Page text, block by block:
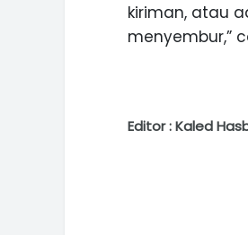
kiriman, atau
menyembur,”
Editor : Kaled